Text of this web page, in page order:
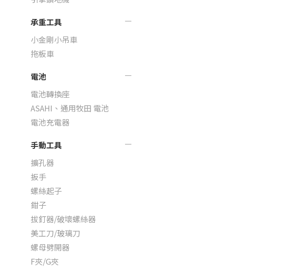
承重工具
小金剛小吊車
拖板車
電池
電池轉換座
ASAHI、通用牧田 電池
電池充電器
手動工具
擴孔器
扳手
螺絲起子
鉗子
拔釘器/破壞螺絲器
美工刀/玻璃刀
螺母劈開器
F夾/G夾